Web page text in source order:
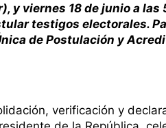
y viernes 18 de junio a las
testigos electorales.
de Postulación y
verificación y